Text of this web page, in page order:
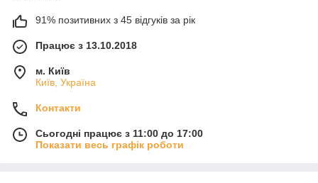
91% позитивних з 45 відгуків за рік
Працює з 13.10.2018
м. Київ
Київ, Україна
Контакти
Сьогодні працює з 11:00 до 17:00
Показати весь графік роботи